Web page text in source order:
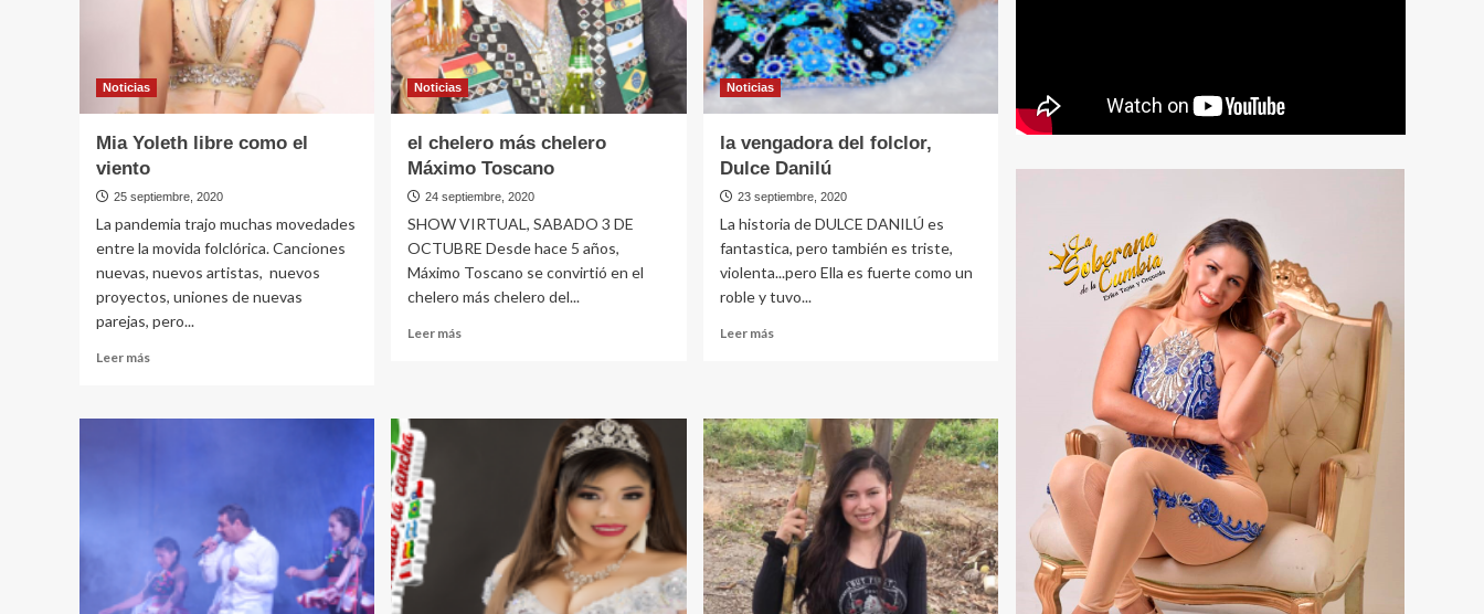
Noticias
Mia Yoleth libre como el
viento
25 septiembre, 2020
La pandemia trajo muchas movedades
entre la movida folclórica. Canciones
nuevas, nuevos artistas, nuevos
proyectos, uniones de nuevas
parejas, pero...
Leer más
Mia
Noticias
el chelero más chelero
Máximo Toscano
24 septiembre, 2020
SHOW VIRTUAL, SABADO 3 DE
OCTUBRE Desde hace 5 años,
Máximo Toscano se convirtió en el
chelero más chelero del...
Leer más
Noticias
la vengadora del folclor,
Dulce Danilú
23 septiembre, 2020
La historia de DULCE DANILÚ es
fantastica, pero también es triste,
violenta...pero Ella es fuerte como un
roble y tuvo...
Leer másLeer
del
folclor,
Dulce
Danilú